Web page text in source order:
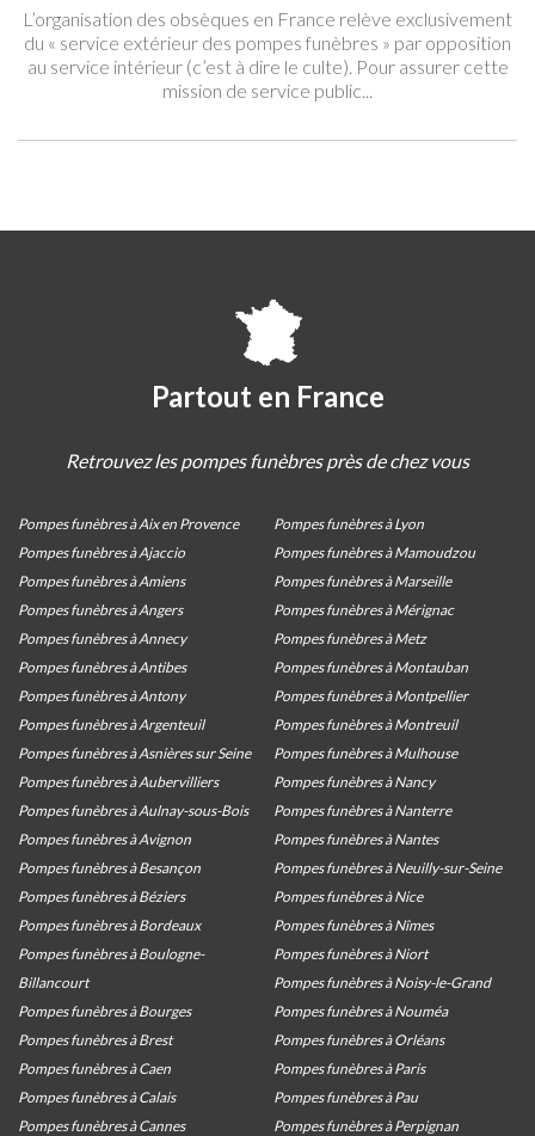
L’organisation des obsèques en France relève exclusivement
du « service extérieur des pompes funèbres » par opposition
au service intérieur (c’est à dire le culte). Pour assurer cette
mission de service public...
Partout en France
Retrouvez les pompes funèbres près de chez vous
Pompes funèbres à Aix en Provence
Pompes funèbres à Ajaccio
Pompes funèbres à Amiens
Pompes funèbres à Angers
Pompes funèbres à Annecy
Pompes funèbres à Antibes
Pompes funèbres à Antony
Pompes funèbres à Argenteuil
Pompes funèbres à Asnières sur Seine
Pompes funèbres à Aubervilliers
Pompes funèbres à Aulnay-sous-Bois
Pompes funèbres à Avignon
Pompes funèbres à Besançon
Pompes funèbres à Béziers
Pompes funèbres à Bordeaux
Pompes funèbres à Boulogne-
Billancourt
Pompes funèbres à Bourges
Pompes funèbres à Brest
Pompes funèbres à Caen
Pompes funèbres à Calais
Pompes funèbres à Cannes
Pompes funèbres à Lyon
Pompes funèbres à Mamoudzou
Pompes funèbres à Marseille
Pompes funèbres à Mérignac
Pompes funèbres à Metz
Pompes funèbres à Montauban
Pompes funèbres à Montpellier
Pompes funèbres à Montreuil
Pompes funèbres à Mulhouse
Pompes funèbres à Nancy
Pompes funèbres à Nanterre
Pompes funèbres à Nantes
Pompes funèbres à Neuilly-sur-Seine
Pompes funèbres à Nice
Pompes funèbres à Nîmes
Pompes funèbres à Niort
Pompes funèbres à Noisy-le-Grand
Pompes funèbres à Nouméa
Pompes funèbres à Orléans
Pompes funèbres à Paris
Pompes funèbres à Pau
Pompes funèbres à Perpignan